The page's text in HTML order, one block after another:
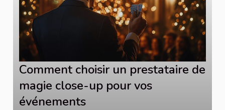
Comment choisir un prestataire de
magie close-up pour vos
événements